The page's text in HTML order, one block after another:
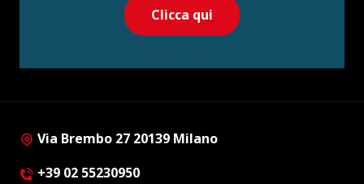
Clicca qui
Via Brembo 27 20139 Milano
+39 02 55230950